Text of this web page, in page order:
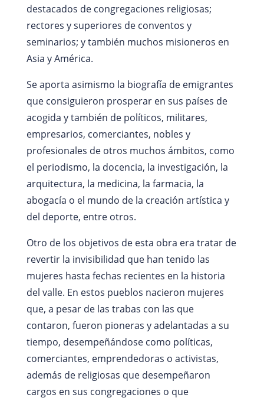
destacados de congregaciones religiosas;
rectores y superiores de conventos y
seminarios; y también muchos misioneros en
Asia y América.
Se aporta asimismo la biografía de emigrantes
que consiguieron prosperar en sus países de
acogida y también de políticos, militares,
empresarios, comerciantes, nobles y
profesionales de otros muchos ámbitos, como
el periodismo, la docencia, la investigación, la
arquitectura, la medicina, la farmacia, la
abogacía o el mundo de la creación artística y
del deporte, entre otros.
Otro de los objetivos de esta obra era tratar de
revertir la invisibilidad que han tenido las
mujeres hasta fechas recientes en la historia
del valle. En estos pueblos nacieron mujeres
que, a pesar de las trabas con las que
contaron, fueron pioneras y adelantadas a su
tiempo, desempeñándose como políticas,
comerciantes, emprendedoras o activistas,
además de religiosas que desempeñaron
cargos en sus congregaciones o que